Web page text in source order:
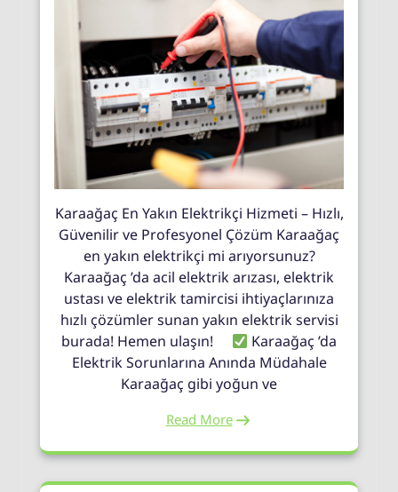
Karaağaç En Yakın Elektrikçi Hizmeti – Hızlı,
Güvenilir ve Profesyonel Çözüm Karaağaç
en yakın elektrikçi mi arıyorsunuz?
Karaağaç ’da acil elektrik arızası, elektrik
ustası ve elektrik tamircisi ihtiyaçlarınıza
hızlı çözümler sunan yakın elektrik servisi
burada! Hemen ulaşın!
Karaağaç ’da
Elektrik Sorunlarına Anında Müdahale
Karaağaç gibi yoğun ve
Read More